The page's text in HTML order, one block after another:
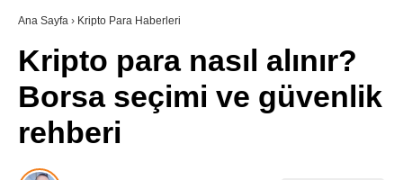
Youtube
TikTok
SÖZLÜK
Ana Sayfa › Kripto Para Haberleri
Kripto para nasıl alınır?
Borsa seçimi ve güvenlik
rehberi